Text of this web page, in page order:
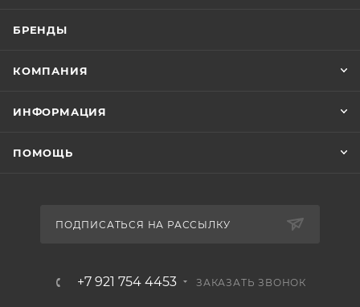
БРЕНДЫ
КОМПАНИЯ
ИНФОРМАЦИЯ
ПОМОЩЬ
ПОДПИСАТЬСЯ НА РАССЫЛКУ
+7 921 754 4453 ЗАКАЗАТЬ ЗВОНОК